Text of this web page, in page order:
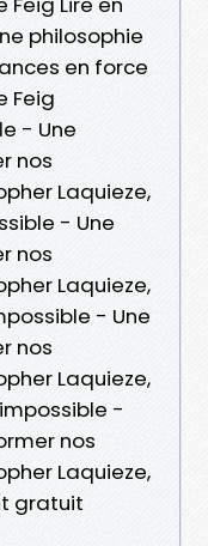
philosophie
en force
Feig
- Une
nos
Laquieze,
- Une
nos
Laquieze,
- Une
nos
Laquieze,
-
nos
Laquieze,
gratuit